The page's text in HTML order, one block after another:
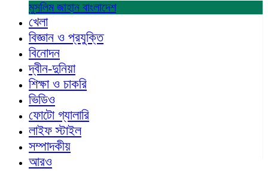
মুসলিম জাহান বাংলাদেশ
খেলা
বিজ্ঞান ও প্রযুক্তি
বিনোদন
দ্বীন-দুনিয়া
শিক্ষা ও চাকরি
ভিডিও
ফোটো গ্যালারি
লাইফ স্টাইল
সম্পাদকীয়
আরও